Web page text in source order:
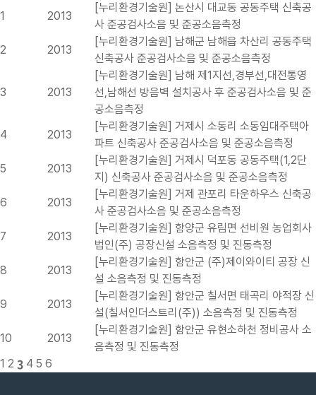
1 2013
[누리환경기술원] 논산시 대교동 공동주택 신축공
사 준공검사소음 및 준공소음측정
2
2013
[누리환경기술원] 남해군 남해읍 차산리 공동주택
신축공사 준공검사소음 및 준공소음측정
3 2013
[누리환경기술원] 남해 제1지선,경부선,대전통영
선,남해선 방음벽 설치공사 후 준공검사소음 및 준
공소음측정
4
2013
[누리환경기술원] 거제시 소동리 소동임대주택아
파트 신축공사 준공검사소음 및 준공소음측정
5
2013
[누리환경기술원] 거제시 덕포동 공동주택(1,2단
지) 신축공사 준공검사소음 및 준공소음측정
6
2013
[누리환경기술원] 거제 관포리 타운하우스 신축공
사 준공검사소음 및 준공소음측정
7
2013
[누리환경기술원] 함양군 유림면 선비원 농업회사
법인(주) 공장신설 소음측정 및 진동측정
8
2013
[누리환경기술원] 함안군 (주)제이와이티 공장 신
설 소음측정 및 진동측정
9
2013
[누리환경기술원] 함안군 칠서면 태곡리 야적장 신
설(칠서인더스트리(주)) 소음측정 및 진동측정
10
2013
[누리환경기술원] 함안군 유현소하천 정비공사 소
음측정 및 진동측정
1 2 3 4 5 6